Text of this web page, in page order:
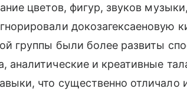
цветов, фигур, звуков
докозагексаеновую
группы были более развиты
аналитические и креативные
что существенно